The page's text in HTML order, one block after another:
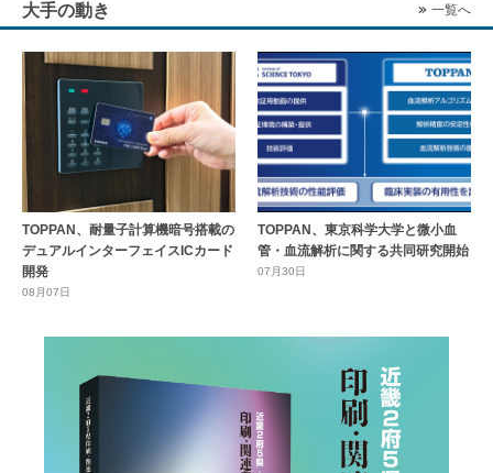
大手の動き 一覧へ
TOPPAN、耐量子計算機暗号搭載の
デュアルインターフェイスICカード
開発
08月07日
TOPPAN、東京科学大学と微小血
管・血流解析に関する共同研究開始
07月30日